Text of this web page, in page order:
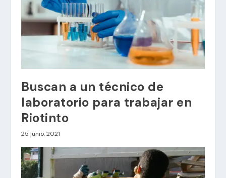
Buscan a un técnico de
laboratorio para trabajar en
Riotinto
25 junio, 2021